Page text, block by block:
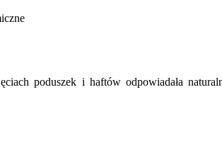
poduszek i haftów odpowiadała